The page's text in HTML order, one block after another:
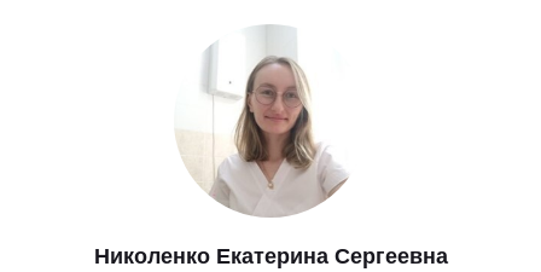
Николенко Екатерина Сергеевна